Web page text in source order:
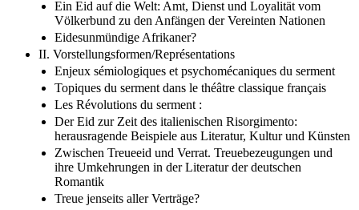
Ein Eid auf die Welt: Amt, Dienst und Loyalität vom
Völkerbund zu den Anfängen der Vereinten Nationen
Eidesunmündige Afrikaner?
II. Vorstellungsformen/Représentations
Enjeux sémiologiques et psychomécaniques du serment
Topiques du serment dans le théâtre classique français
Les Révolutions du serment :
Der Eid zur Zeit des italienischen Risorgimento:
herausragende Beispiele aus Literatur, Kultur und Künsten
Zwischen Treueeid und Verrat. Treuebezeugungen und
ihre Umkehrungen in der Literatur der deutschen
Romantik
Treue jenseits aller Verträge?